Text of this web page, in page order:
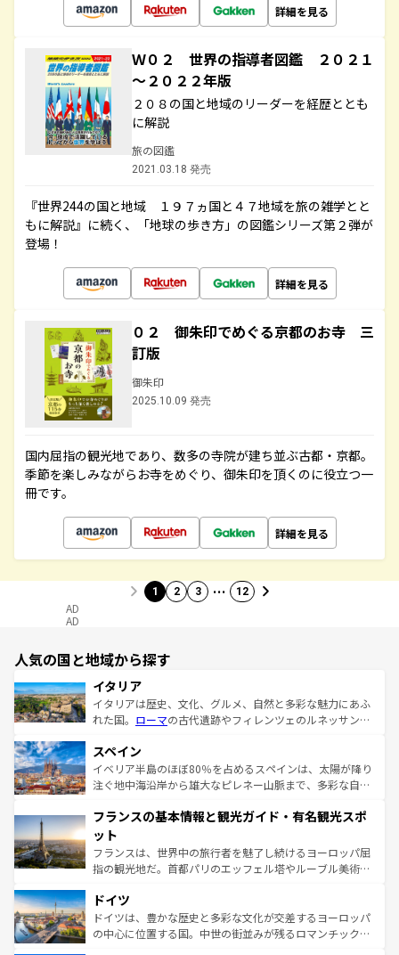
詳細を見る
Ｗ０２ 世界の指導者図鑑 ２０２１
～２０２２年版
２０８の国と地域のリーダーを経歴ととも
に解説
旅の図鑑
2021.03.18 発売
『世界244の国と地域 １９７ヵ国と４７地域を旅の雑学とと
もに解説』に続く、「地球の歩き方」の図鑑シリーズ第２弾が
登場！
詳細を見る
０２ 御朱印でめぐる京都のお寺 三
訂版
御朱印
2025.10.09 発売
国内屈指の観光地であり、数多の寺院が建ち並ぶ古都・京都。
季節を楽しみながらお寺をめぐり、御朱印を頂くのに役立つ一
冊です。
詳細を見る
1 2 3 … 12
AD
AD
人気の国と地域から探す
イタリア
イタリアは歴史、文化、グルメ、自然と多彩な魅力にあふ
れた国。 ローマの古代遺跡やフィレンツェのルネッサンス
ろん、トスカーナの美しい田園風景やアマルフィ海岸の絶
景など、自然景観も見逃せない。観光の合間には、本場の
ピザやパスタなど、絶品のイタリア料理を堪能することも
ませてくれるイタリアで、忘れられない旅をしてみよう！
なお、新着のイタリア情報は
しい。
スペイン
イベリア半島のほぼ80％を占めるスペインは、太陽が降り
注ぐ地中海沿岸から雄大なピレネー山脈まで、多彩な自然
文化が根付くこの国では、情熱的なフラメンコ、熱気あふ
れる闘牛、そして美味しいタパスが生活の一部となってい
る。首都マドリードの洗練された雰囲気や、バルセロナの
アートに溢れた街角から、地方では古代ローマ遺跡や中世
せる。地方によって風土や気候が異なるスペインはその個
性で訪れる人を魅了する。 なお、新着のスペイン情報は コ
ンテンツ一覧を参照してほしい。
フランスの基本情報と観光ガイド・有名観光スポ
ット
フランスは、世界中の旅行者を魅了し続けるヨーロッパ屈
指の観光地だ。首都パリのエッフェル塔やルーブル美術館
で、幅広い魅力が詰まっている。華麗な宮殿、歴史的な大
聖堂、美しいビーチ、そして豊かな自然が、訪れる者を心
から魅了する。また、フランスは美食の国としても知ら
ドイツ
ドイツは、豊かな歴史と多彩な文化が交差するヨーロッパ
の中心に位置する国。中世の街並みが残るロマンチック街